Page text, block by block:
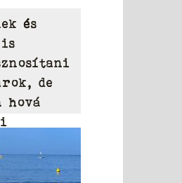
és
is
de
hová